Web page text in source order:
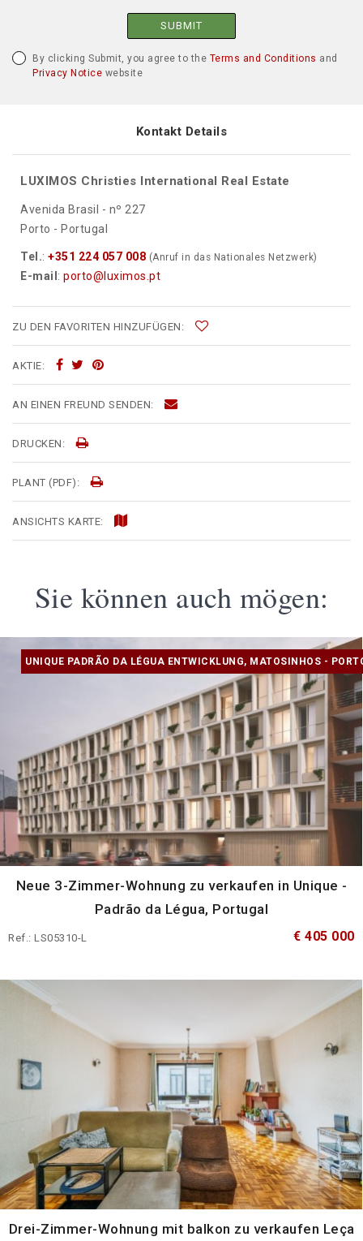
SUBMIT
By clicking Submit, you agree to the Terms and Conditions and
Privacy Notice website
Kontakt Details
LUXIMOS Christies International Real Estate
Avenida Brasil - nº 227
Porto - Portugal
Tel.: +351 224 057 008 (Anruf in das Nationales Netzwerk)
E-mail : porto@luximos.pt
ZU DEN FAVORITEN HINZUFÜGEN:
AKTIE:
AN EINEN FREUND SENDEN:
DRUCKEN:
PLANT (PDF):
ANSICHTS KARTE:
Sie können auch mögen:
UNIQUE PADRÃO DA LÉGUA ENTWICKLUNG, MATOSINHOS -
Neue 3-Zimmer-Wohnung zu verkaufen in Unique -
Padrão da Légua, Portugal
Ref.: LS05310-L € 405 000
Drei-Zimmer-Wohnung mit balkon zu verkaufen Leça